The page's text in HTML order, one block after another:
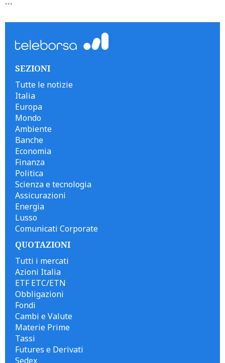
```
SEZIONI
Tutte le notizie
Italia
Europa
Mondo
Ambiente
Banche
Economia
Finanza
Politica
Scienza e tecnologia
Assicurazioni
Energia
Lusso
Comunicati Corporate
QUOTAZIONI
Tutti i mercati
Azioni Italia
ETF ETC/ETN
Obbligazioni
Fondi
Cambi e Valute
Materie Prime
Tassi
Futures e Derivati
Sedex